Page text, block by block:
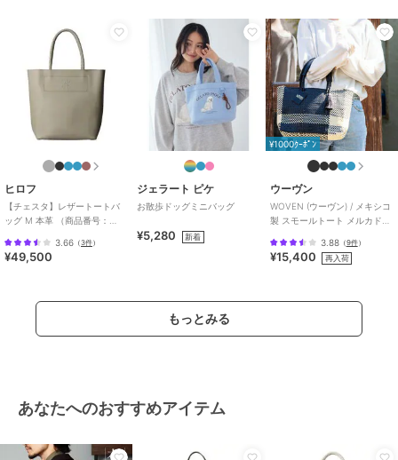
ルーエンバー（３９７）、ポター
ジュ（９１２）
サイズ
牛革（型押し）
商品のお取り扱い方法
バッグ
大(幅31～45cm以下)
ュアル/ 軽量 700ｇ以下
Ａ４収
納可
トートバッグ
/カジ
ヒロフ
【チェスタ】レザートートバ
ッグ M 本革 （商品番号：
3.66 （3件）
¥49,500
ジェラート ピケ
お散歩ドッグミニバッグ
¥5,280 新着
¥1000ｸｰﾎﾟﾝ
ウーヴン
WOVEN (ウーヴン) / メキシコ
製 スモールトート メルカドバ
3.88（9件）
¥15,400 再入荷
もっとみる
あなたへのおすすめアイテム